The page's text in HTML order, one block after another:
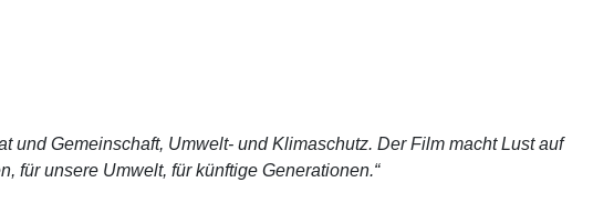
und Gemeinschaft, Umwelt- und Klimaschutz. Der Film macht Lust auf
für unsere Umwelt, für künftige Generationen.“